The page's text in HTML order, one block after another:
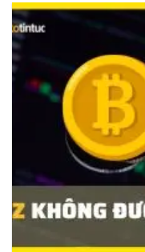
10/2025 để thu thập